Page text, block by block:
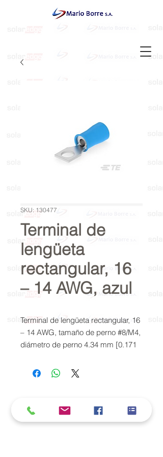
SKU: 130477
Terminal de
lengüeta
rectangular, 16
– 14 AWG, azul
Terminal de lengüeta rectangular, 16
– 14 AWG, tamaño de perno #8/M4,
diámetro de perno 4.34 mm [0.171
parcialmente aislado, PIDG
Política de cookies y privacidad
Al seguir navegando en la página se considera